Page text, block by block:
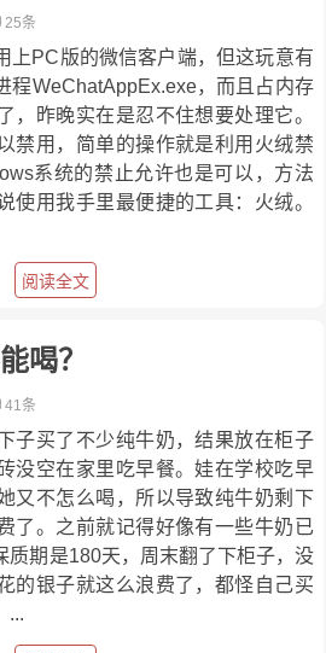
25条
上PC版的微信客户端，但这玩意有
程WeChatAppEx.exe，而且占内存
，昨晚实在是忍不住想要处理它。
禁用，简单的操作就是利用火绒禁
系统的禁止允许也是可以，方法
使用我手里最便捷的工具：火绒。
阅读全文
喝？
41条
子买了不少纯牛奶，结果放在柜子
没空在家里吃早餐。娃在学校吃早
又不怎么喝，所以导致纯牛奶剩下
了。之前就记得好像有一些牛奶已
质期是180天，周末翻了下柜子，没
的银子就这么浪费了，都怪自己买
...